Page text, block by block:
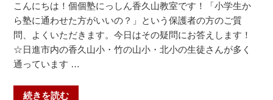
こんにちは！個個塾にっしん香久山教室です！「小学生か
ら塾に通わせた方がいいの？」という保護者の方のご質
問、よくいただきます。今日はその疑問にお答えします！
☆日進市内の香久山小・竹の山小・北小の生徒さんが多く
通っています …
“小
続きを読む